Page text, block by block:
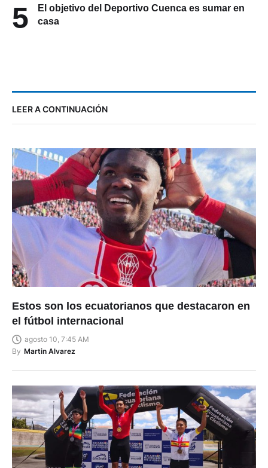
5
El objetivo del Deportivo Cuenca es sumar en
casa
LEER A CONTINUACIÓN
Estos son los ecuatorianos que destacaron en
el fútbol internacional
agosto 10, 7:45 AM
By Martin Alvarez